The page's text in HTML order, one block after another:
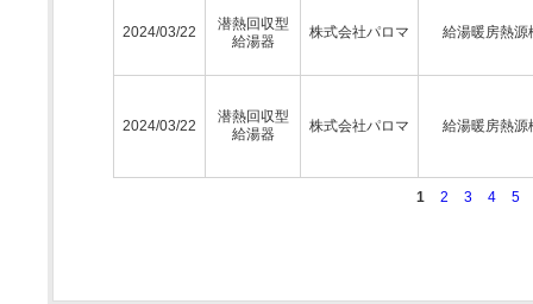
2024/03/22
潜熱回収型
給湯器
株式会社パロマ 給湯暖房熱源
2024/03/22
潜熱回収型
給湯器
株式会社パロマ 給湯暖房熱源
1 2 3 4 5